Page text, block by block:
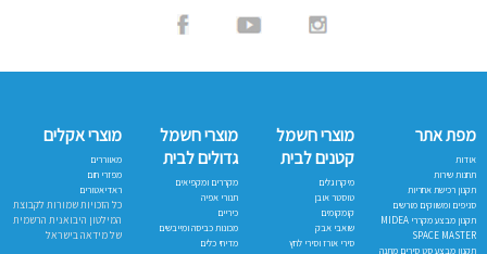
מפת אתר
אודות
תחנות שירות
תקנון רכישת אחריות
סניפים ומשווקים מורשים
תקנון מבצע מקררי MIDEA
SPACE MASTER
תקנון מבצע סט סירים מתנה
מוצרי חשמל
קטנים לבית
מיקרוגלים
טוסטר אובן
קומקומים
שואבי אבק
סירי אורז וסירי לחץ
מוצרי חשמל
גדולים לבית
מקררים ומקפיאים
תנורי אפיה
כיריים
מכונות כביסה ומייבשים
מדיחי כלים
מוצרי אקלים
מאווררים
מפזרי חום
ראדיאטורים
כל הזכויות שמורות לקבוצת
המילטון היבואנית הרשמית
של מידאה בישראל